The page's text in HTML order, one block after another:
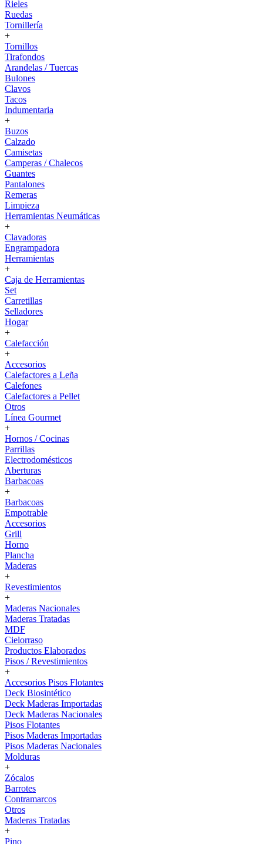
Rieles
Ruedas
Tornillería
+
Tornillos
Tirafondos
Arandelas / Tuercas
Bulones
Clavos
Tacos
Indumentaria
+
Buzos
Calzado
Camisetas
Camperas / Chalecos
Guantes
Pantalones
Remeras
Limpieza
Herramientas Neumáticas
+
Clavadoras
Engrampadora
Herramientas
+
Caja de Herramientas
Set
Carretillas
Selladores
Hogar
+
Calefacción
+
Accesorios
Calefactores a Leña
Calefones
Calefactores a Pellet
Otros
Línea Gourmet
+
Hornos / Cocinas
Parrillas
Electrodomésticos
Aberturas
Barbacoas
+
Barbacoas
Empotrable
Accesorios
Grill
Horno
Plancha
Maderas
+
Revestimientos
+
Maderas Nacionales
Maderas Tratadas
MDF
Cielorraso
Productos Elaborados
Pisos / Revestimientos
+
Accesorios Pisos Flotantes
Deck Biosintético
Deck Maderas Importadas
Deck Maderas Nacionales
Pisos Flotantes
Pisos Maderas Importadas
Pisos Maderas Nacionales
Molduras
+
Zócalos
Barrotes
Contramarcos
Otros
Maderas Tratadas
+
Pino